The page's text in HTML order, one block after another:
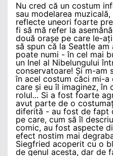
Nu cred că un costum
sau modelarea
reflecte uneori foarte
fi să mă refer la
două orașe pe care le-
să spun că la Seattle
poate numi - în cel mai
un Inel al Nibelungului
conservatoare! Și m-
în acel costum căci mi-a
care și eu îl imaginez, în
rolul... Si a fost foarte
avut parte de o
diferită - au fost de fapt
pe care, cum să îl
comic, au fost aspecte
efect nostim mai
Siegfried acoperit cu o
de genul acesta, dar de